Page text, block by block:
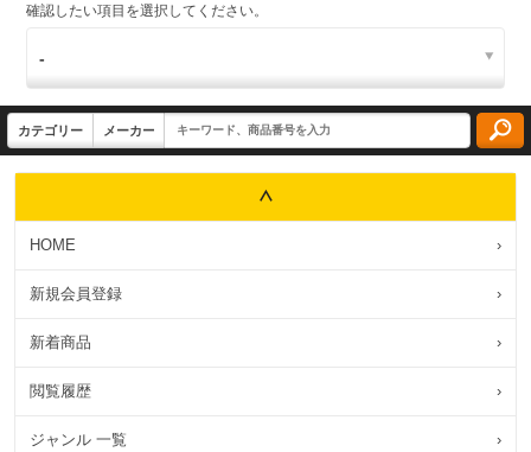
確認したい項目を選択してください。
HOME ›
新規会員登録 ›
新着商品 ›
閲覧履歴 ›
ジャンル 一覧 ›